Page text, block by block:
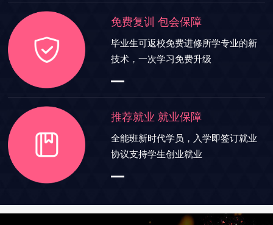
免费复训 包会保障
毕业生可返校免费进修所学专业的新
技术，一次学习免费升级
推荐就业 就业保障
全能班新时代学员，入学即签订就业
协议支持学生创业就业